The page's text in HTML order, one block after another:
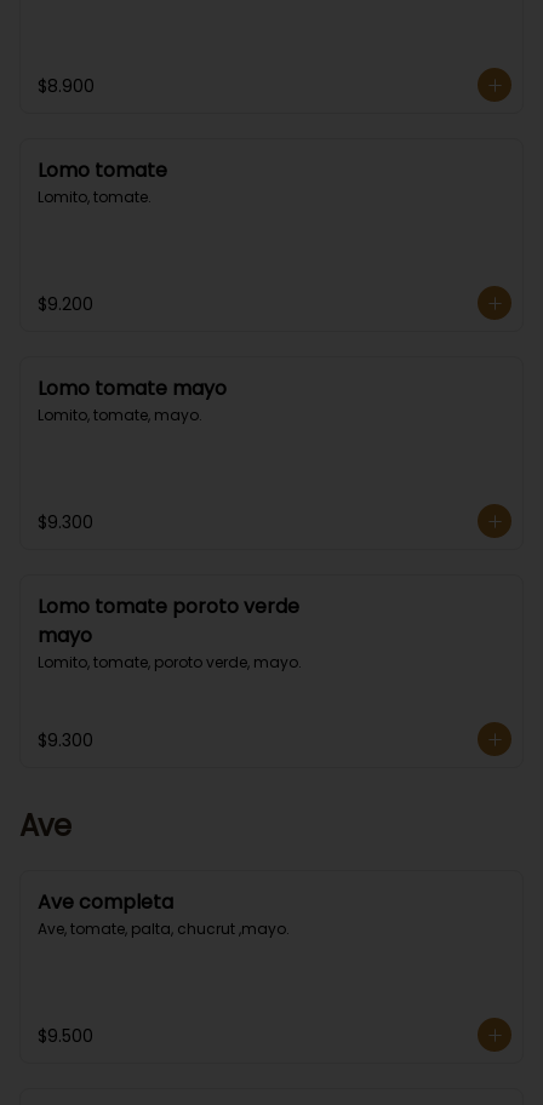
$8.900
Lomo tomate
Lomito, tomate.
$9.200
Lomo tomate mayo
Lomito, tomate, mayo.
$9.300
Lomo tomate poroto verde
mayo
Lomito, tomate, poroto verde, mayo.
$9.300
Ave
Ave completa
Ave, tomate, palta, chucrut ,mayo.
$9.500